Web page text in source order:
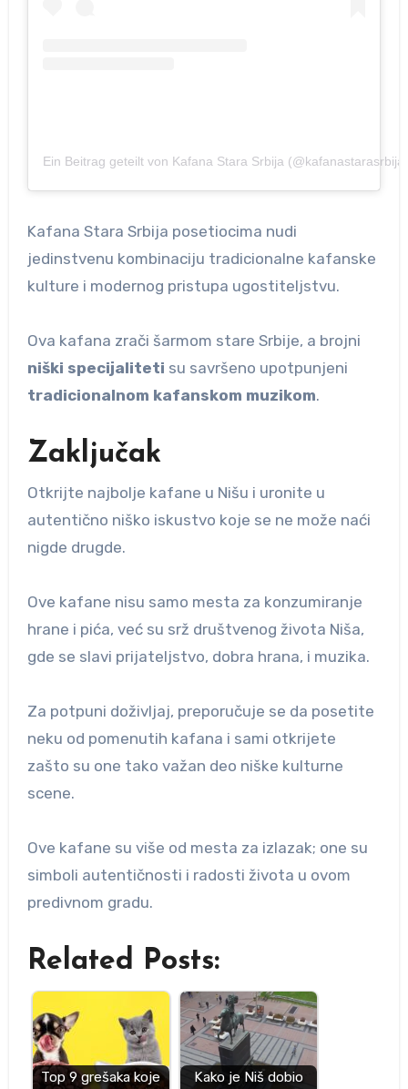
Ein Beitrag geteilt von Kafana Stara Srbija (@kafanastarasrbija)
Kafana Stara Srbija posetiocima nudi
jedinstvenu kombinaciju tradicionalne kafanske
kulture i modernog pristupa ugostiteljstvu.
Ova kafana zrači šarmom stare Srbije, a brojni
niški specijaliteti su savršeno upotpunjeni
tradicionalnom kafanskom muzikom.
Zaključak
Otkrijte najbolje kafane u Nišu i uronite u
autentično niško iskustvo koje se ne može naći
nigde drugde.
Ove kafane nisu samo mesta za konzumiranje
hrane i pića, već su srž društvenog života Niša,
gde se slavi prijateljstvo, dobra hrana, i muzika.
Za potpuni doživljaj, preporučuje se da posetite
neku od pomenutih kafana i sami otkrijete
zašto su one tako važan deo niške kulturne
scene.
Ove kafane su više od mesta za izlazak; one su
simboli autentičnosti i radosti života u ovom
predivnom gradu.
Related Posts:
Top 9 grešaka koje
Kako je Niš dobio